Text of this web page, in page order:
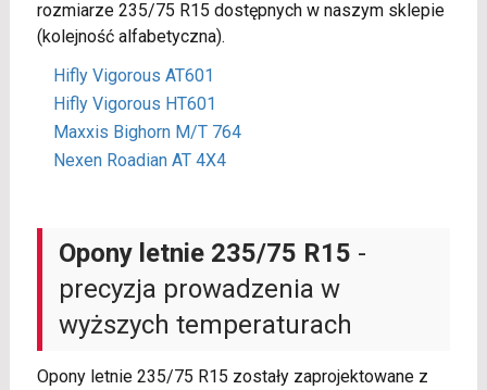
rozmiarze 235/75 R15 dostępnych w naszym sklepie
(kolejność alfabetyczna).
Hifly Vigorous AT601
Hifly Vigorous HT601
Maxxis Bighorn M/T 764
Nexen Roadian AT 4X4
Opony letnie 235/75 R15 -
precyzja prowadzenia w
wyższych temperaturach
Opony letnie 235/75 R15 zostały zaprojektowane z